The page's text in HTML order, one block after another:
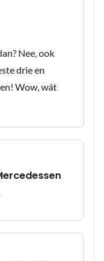
Nee, ook
drie en
Wow, wát